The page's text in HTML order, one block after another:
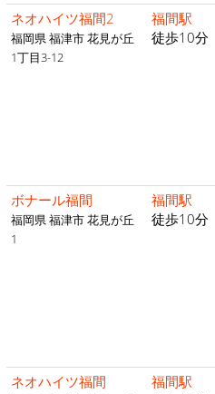
ネオハイツ福間2
福岡県 福津市 花見が丘
1丁目3-12
福間駅
徒歩10分
ボナール福間
福岡県 福津市 花見が丘
1
福間駅
徒歩10分
ネオハイツ福間
福間駅